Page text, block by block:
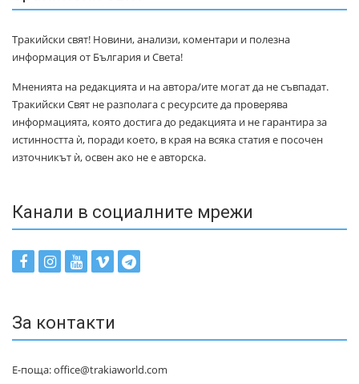
Тракийски свят! Новини, анализи, коментари и полезна
информация от България и Света!
Мненията на редакцията и на автора/ите могат да не съвпадат.
Тракийски Свят не разполага с ресурсите да проверява
информацията, която достига до редакцията и не гарантира за
истинността ѝ, поради което, в края на всяка статия е посочен
източникът ѝ, освен ако не е авторска.
Канали в социалните мрежи
За контакти
Е-поща: office@trakiaworld.com